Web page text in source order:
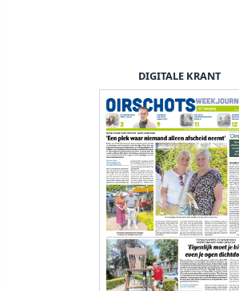
DIGITALE KRANT